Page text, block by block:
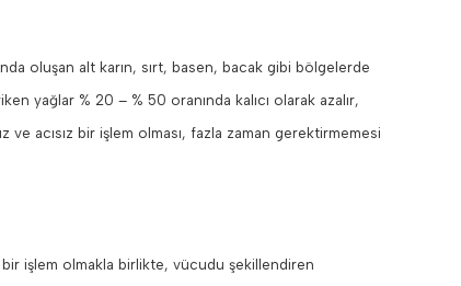
oluşan alt karın, sırt, basen, bacak gibi bölgelerde
yağlar % 20 – % 50 oranında kalıcı olarak azalır,
acısız bir işlem olması, fazla zaman gerektirmemesi
işlem olmakla birlikte, vücudu şekillendiren